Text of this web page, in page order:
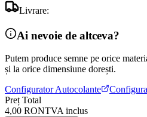
Livrare:
Ai nevoie de altceva?
Putem produce semne pe orice
și la orice dimensiune dorești.
Configurator Autocolante
Preț Total
4,00 RONTVA inclus